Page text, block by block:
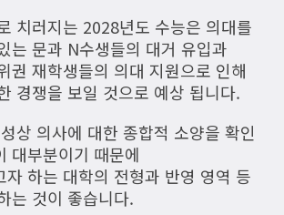
치러지는 2028년도 수능은 의대를
는 문과 N수생들의 대거 유입과
권 재학생들의 의대 지원으로 인해
경쟁을 보일 것으로 예상 됩니다.
상 의사에 대한 종합적 소양을 확인
대부분이기 때문에
자 하는 대학의 전형과 반영 영역 등
는 것이 좋습니다.